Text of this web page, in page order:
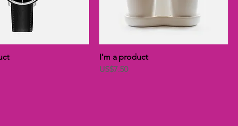
I'm a product
價格
US$7.50